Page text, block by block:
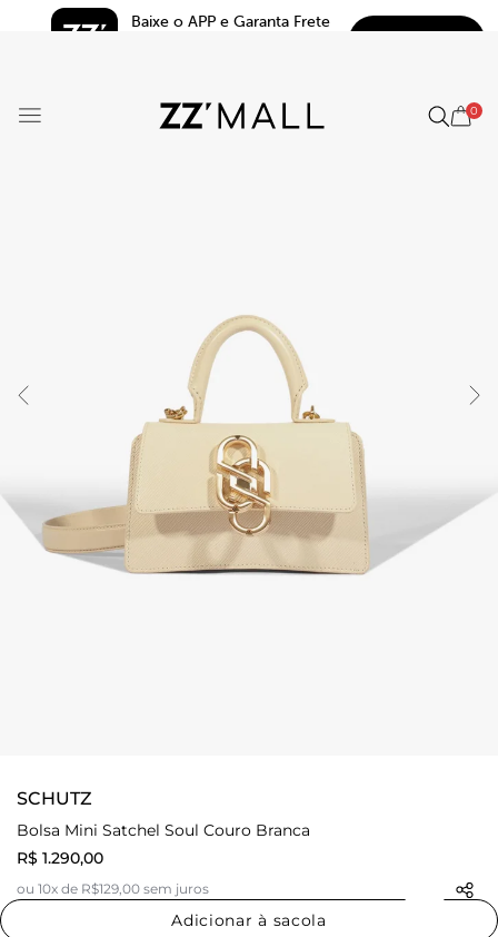
Baixe o APP e Garanta Frete
0
SCHUTZ
Bolsa Mini Satchel Soul Couro Branca
R$ 1.290,00
ou 10x de R$129,00 sem juros
Adicionar à sacola